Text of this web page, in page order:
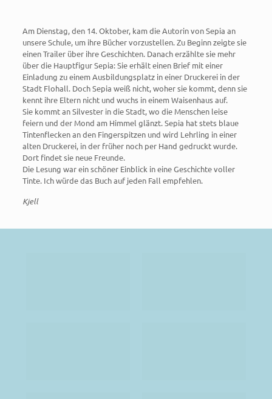
Am Dienstag, den 14. Oktober, kam die Autorin von Sepia an
unsere Schule, um ihre Bücher vorzustellen. Zu Beginn zeigte sie
einen Trailer über ihre Geschichten. Danach erzählte sie mehr
über die Hauptfigur Sepia: Sie erhält einen Brief mit einer
Einladung zu einem Ausbildungsplatz in einer Druckerei in der
Stadt Flohall. Doch Sepia weiß nicht, woher sie kommt, denn sie
kennt ihre Eltern nicht und wuchs in einem Waisenhaus auf.
Sie kommt an Silvester in die Stadt, wo die Menschen leise
feiern und der Mond am Himmel glänzt. Sepia hat stets blaue
Tintenflecken an den Fingerspitzen und wird Lehrling in einer
alten Druckerei, in der früher noch per Hand gedruckt wurde.
Dort findet sie neue Freunde.
Die Lesung war ein schöner Einblick in eine Geschichte voller
Tinte. Ich würde das Buch auf jeden Fall empfehlen.
Kjell